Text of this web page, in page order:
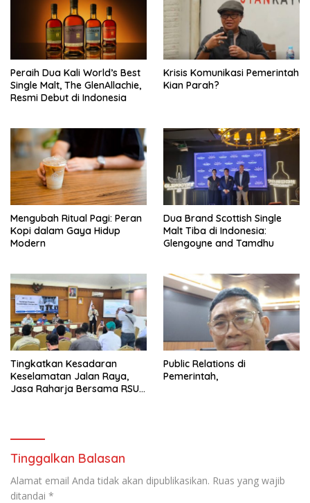
Peraih Dua Kali World’s Best
Single Malt, The GlenAllachie,
Resmi Debut di Indonesia
Krisis Komunikasi Pemerintah
Kian Parah?
Mengubah Ritual Pagi: Peran
Kopi dalam Gaya Hidup
Modern
Dua Brand Scottish Single
Malt Tiba di Indonesia:
Glengoyne and Tamdhu
Tingkatkan Kesadaran
Keselamatan Jalan Raya,
Jasa Raharja Bersama RSU
Public Relations di
Pemerintah,
Tinggalkan Balasan
Alamat email Anda tidak akan dipublikasikan. Ruas yang wajib
ditandai *